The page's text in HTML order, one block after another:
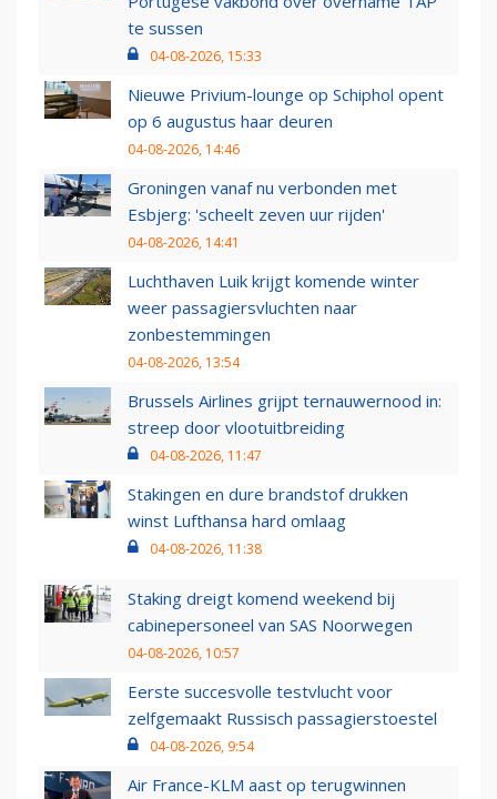
te sussen
04-08-2026, 15:33
Nieuwe Privium-lounge op Schiphol opent
op 6 augustus haar deuren
04-08-2026, 14:46
Groningen vanaf nu verbonden met
Esbjerg: 'scheelt zeven uur rijden'
04-08-2026, 14:41
Luchthaven Luik krijgt komende winter
weer passagiersvluchten naar
zonbestemmingen
04-08-2026, 13:54
Brussels Airlines grijpt ternauwernood in:
streep door vlootuitbreiding
04-08-2026, 11:47
Stakingen en dure brandstof drukken
winst Lufthansa hard omlaag
04-08-2026, 11:38
Staking dreigt komend weekend bij
cabinepersoneel van SAS Noorwegen
04-08-2026, 10:57
Eerste succesvolle testvlucht voor
zelfgemaakt Russisch passagierstoestel
04-08-2026, 9:54
Air France-KLM aast op terugwinnen